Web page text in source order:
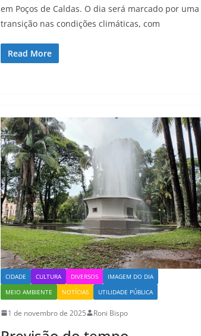
em Poços de Caldas. O dia será marcado por uma
transição nas condições climáticas, com
Read More
CIDADE CULTURA DIVERSOS
IMAGEM DO DIA
MEIO AMBIENTE
NOTÍCIAS UTILIDADE PÚBLICA
1 de novembro de 2025 Roni Bispo